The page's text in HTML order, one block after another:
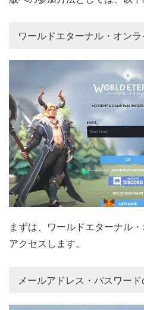
ワールドエターナル・オン
まずは、ワールドエターナル
アクセスします。
メールアドレス・パスワー